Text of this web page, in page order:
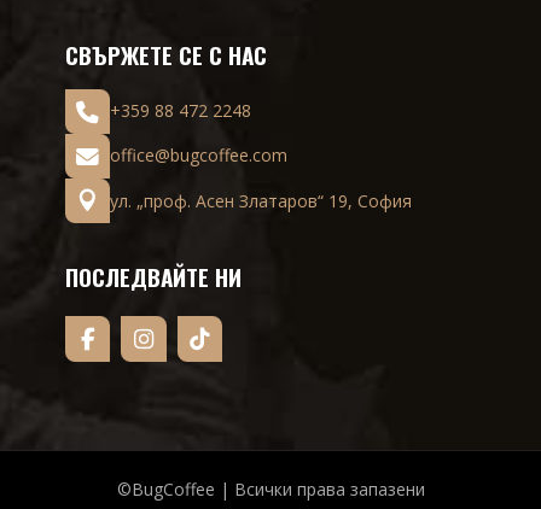
СВЪРЖЕТЕ СЕ С НАС
+359 88 472 2248
office@bugcoffee.com
ул. „проф. Асен Златаров“ 19, София
ПОСЛЕДВАЙТЕ НИ
©BugCoffee | Всички права запазени